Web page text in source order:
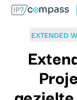
Zum
Inhalt
EXTENDED